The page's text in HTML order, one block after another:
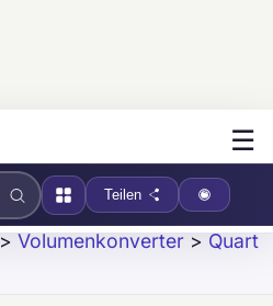
☰
Teilen
>Volumenkonverter > Quart